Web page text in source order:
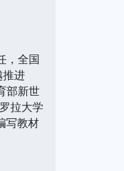
，全国
推进
部新世
拉大学
写教材